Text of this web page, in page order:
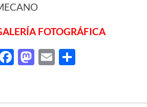
FOTOGRÁFICA
Facebook
Mastodon
Email